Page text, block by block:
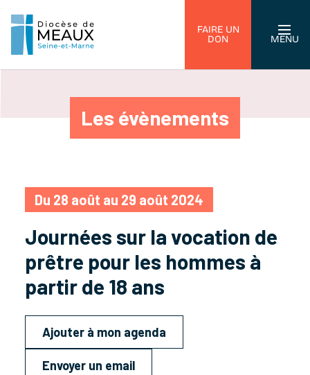
FAIRE UN
DON
MENU
Les évènements
Du 28 août au 29 août 2024
Journées sur la vocation de
prêtre pour les hommes à
partir de 18 ans
Ajouter à mon agenda
Envoyer un email